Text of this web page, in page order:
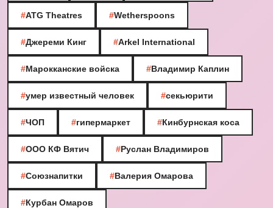
#ATG Theatres #Wetherspoons
#Джереми Кинг #Arkel International
#Марокканские войска #Владимир Каплин
#умер известный человек #секьюрити
#ЧОП #гипермаркет #Кинбурнская коса
#ООО КФ Вятич #Руслан Владимиров
#Союзнапитки #Валерия Омарова
#Курбан Омаров